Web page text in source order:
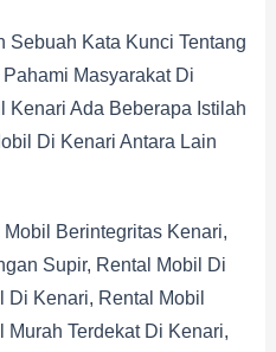
Sebuah Kata Kunci Tentang
Masyarakat Di
Kenari Ada Beberapa Istilah
Di Kenari Antara Lain
Berintegritas Kenari,
Supir, Rental Mobil Di
Di Kenari, Rental Mobil
Murah Terdekat Di Kenari,